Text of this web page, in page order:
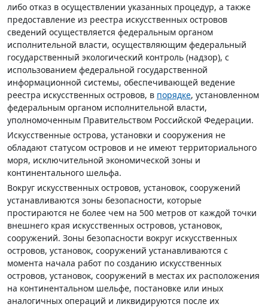
либо отказ в осуществлении указанных процедур, а также
предоставление из реестра искусственных островов
сведений осуществляется федеральным органом
исполнительной власти, осуществляющим федеральный
государственный экологический контроль (надзор), с
использованием федеральной государственной
информационной системы, обеспечивающей ведение
реестра искусственных островов, в порядке, установленном
федеральным органом исполнительной власти,
уполномоченным Правительством Российской Федерации.
Искусственные острова, установки и сооружения не
обладают статусом островов и не имеют территориального
моря, исключительной экономической зоны и
континентального шельфа.
Вокруг искусственных островов, установок, сооружений
устанавливаются зоны безопасности, которые
простираются не более чем на 500 метров от каждой точки
внешнего края искусственных островов, установок,
сооружений. Зоны безопасности вокруг искусственных
островов, установок, сооружений устанавливаются с
момента начала работ по созданию искусственных
островов, установок, сооружений в местах их расположения
на континентальном шельфе, постановке или иных
аналогичных операций и ликвидируются после их